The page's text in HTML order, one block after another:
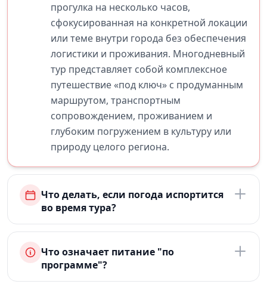
прогулка на несколько часов,
сфокусированная на конкретной локации
или теме внутри города без обеспечения
логистики и проживания. Многодневный
тур представляет собой комплексное
путешествие «под ключ» с продуманным
маршрутом, транспортным
сопровождением, проживанием и
глубоким погружением в культуру или
природу целого региона.
Что делать, если погода испортится
во время тура?
Что означает питание "по
программе"?